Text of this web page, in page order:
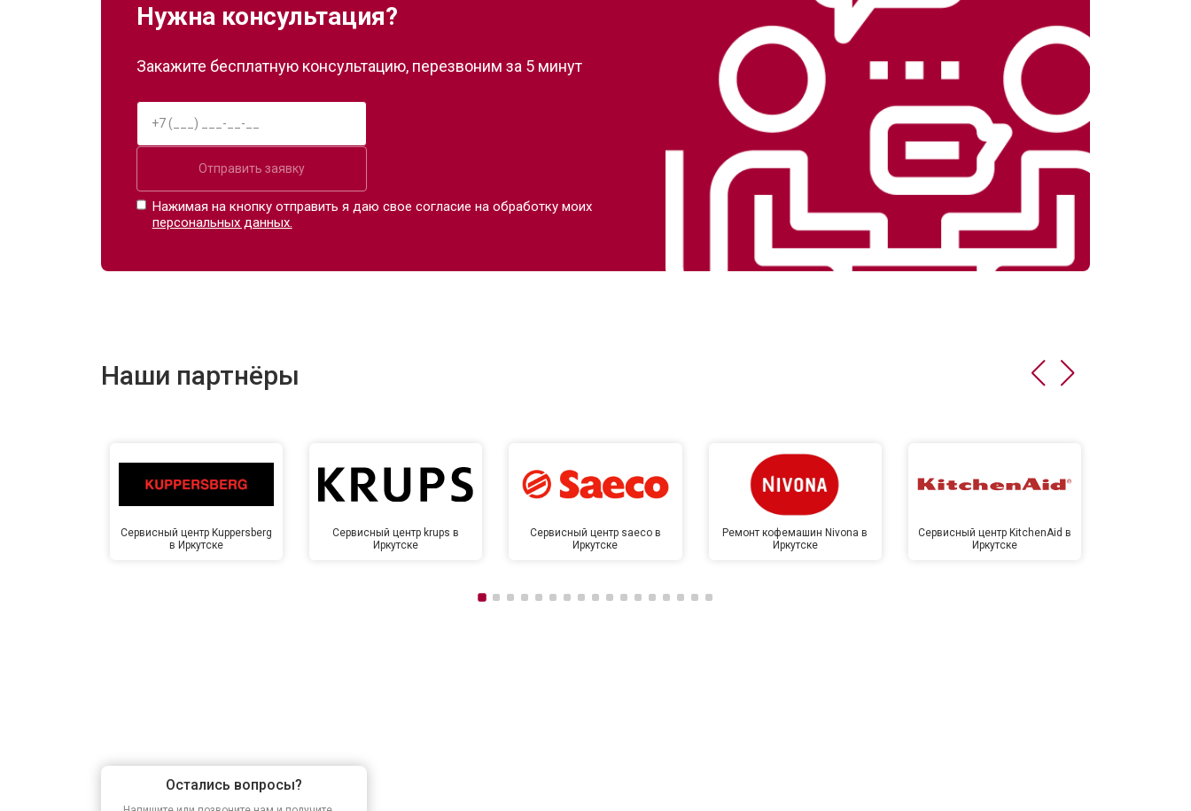
Нужна консультация?
Закажите бесплатную консультацию, перезвоним за 5 минут
Отправить заявку
Нажимая на кнопку отправить я даю свое согласие на обработку моих
персональных данных.
Наши партнёры
Сервисный центр Kuppersberg
в Иркутске
Сервисный центр krups в
Иркутске
Сервисный центр saeco в
Иркутске
Ремонт кофемашин Nivona в
Иркутске
Сервисный центр KitchenAid в
Иркутске
Остались вопросы?